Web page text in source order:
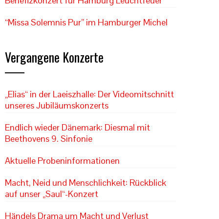
“Missa Solemnis Pur” im Hamburger Michel
Vergangene Konzerte
„Elias“ in der Laeiszhalle: Der Videomitschnitt
unseres Jubiläumskonzerts
Endlich wieder Dänemark: Diesmal mit
Beethovens 9. Sinfonie
Aktuelle Probeninformationen
Macht, Neid und Menschlichkeit: Rückblick
auf unser „Saul“-Konzert
Händels Drama um Macht und Verlust